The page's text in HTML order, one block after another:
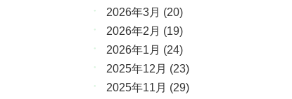
2026年3月 (20)
2026年2月 (19)
2026年1月 (24)
2025年12月 (23)
2025年11月 (29)